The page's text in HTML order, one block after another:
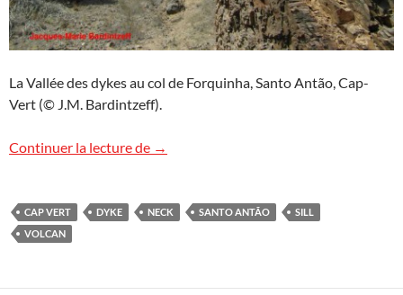
La Vallée des dykes au col de Forquinha, Santo Antão, Cap-
Vert (© J.M. Bardintzeff).
Continuer la lecture de Images de volcan : la Vallée des dykes
→
CAP VERT DYKE NECK SANTO ANTÃO
SILL
VOLCAN